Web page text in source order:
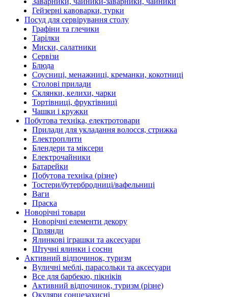
Гейзерні кавоварки, турки
Посуд для сервірування столу
Графіни та глечики
Тарілки
Миски, салатники
Сервізи
Блюда
Соусниці, менажниці, креманки, кокотниці
Столові прилади
Склянки, келихи, чарки
Тортівниці, фруктівниці
Чашки і кружки
Побутова техніка, електротовари
Прилади для укладання волосся, стрижка
Електроплити
Блендери та міксери
Електрочайники
Батарейки
Побутова техніка (різне)
Тостери/бутербродниці/вафельниці
Ваги
Праска
Новорічні товари
Новорічні елементи декору
Гірлянди
Ялинкові іграшки та аксесуари
Штучні ялинки і сосни
Активний відпочинок, туризм
Вуличні меблі, парасольки та аксесуари
Все для барбекю, пікніків
Активний відпочинок, туризм (різне)
Окуляри сонцезахисні